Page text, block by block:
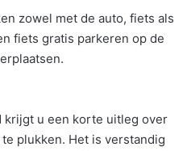
zowel met de auto, fiets als
fiets gratis parkeren op de
krijgt u een korte uitleg over
plukken. Het is verstandig